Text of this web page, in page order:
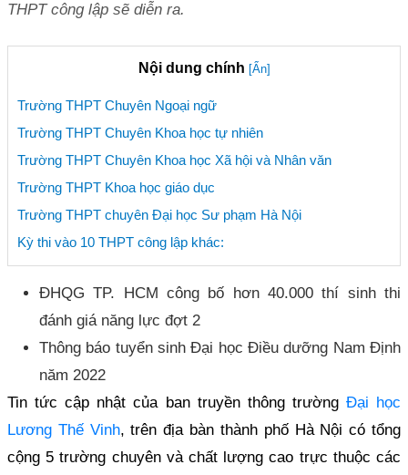
THPT công lập sẽ diễn ra.
Nội dung chính [Ẩn]
Trường THPT Chuyên Ngoại ngữ
Trường THPT Chuyên Khoa học tự nhiên
Trường THPT Chuyên Khoa học Xã hội và Nhân văn
Trường THPT Khoa học giáo dục
Trường THPT chuyên Đại học Sư phạm Hà Nội
Kỳ thi vào 10 THPT công lập khác:
ĐHQG TP. HCM công bố hơn 40.000 thí sinh thi
đánh giá năng lực đợt 2
Thông báo tuyển sinh Đại học Điều dưỡng Nam Định
năm 2022
Tin tức cập nhật của ban truyền thông trường Đại học
Lương Thế Vinh, trên địa bàn thành phố Hà Nội có tổng
cộng 5 trường chuyên và chất lượng cao trực thuộc các